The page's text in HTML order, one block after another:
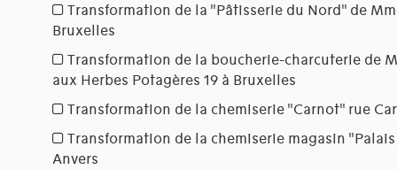
Transformation de la "Pâtisserie du Nord" de
Bruxelles
Transformation de la boucherie-charcuterie de
aux Herbes Potagères 19 à Bruxelles
Transformation de la chemiserie "Carnot" rue
Transformation de la chemiserie magasin "Palais
Anvers